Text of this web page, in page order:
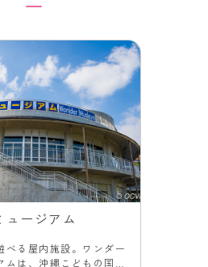
ュージアム
べる屋内施設。ワンダー
ムは、沖縄こどもの国の